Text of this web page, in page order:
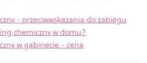
- przeciwwskazania do zabiegu
chemiczny w domu?
w gabinecie - cena